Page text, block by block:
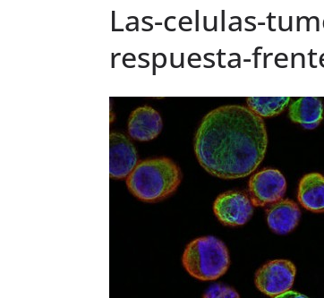
Las-celulas-
respuesta-